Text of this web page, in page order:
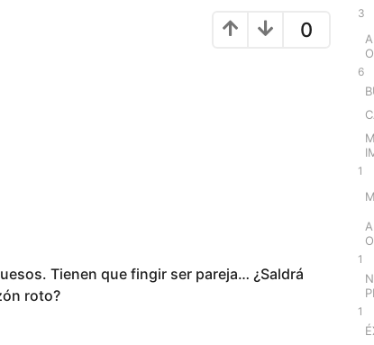
0
Tienen que fingir ser pareja… ¿Saldrá
roto?
3
6
1
1
1